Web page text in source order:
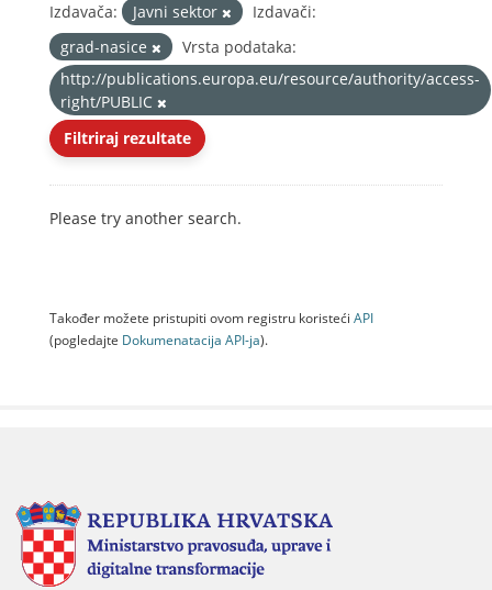
Izdavača:
Javni sektor
Izdavači:
grad-nasice
Vrsta podataka:
http://publications.europa.eu/resource/authority/access-
right/PUBLIC
Filtriraj rezultate
Please try another search.
Također možete pristupiti ovom registru koristeći API
(pogledajte Dokumenаtаcijа API-jа).